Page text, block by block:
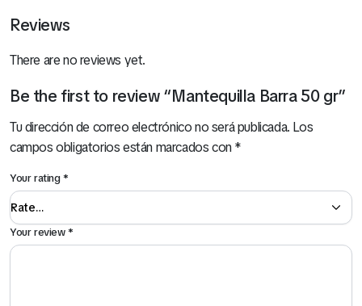
Reviews
There are no reviews yet.
Be the first to review “Mantequilla Barra 50 gr”
Tu dirección de correo electrónico no será publicada. Los
campos obligatorios están marcados con*
Your rating*
Your review*